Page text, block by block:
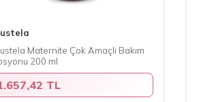
Maternite Çok Amaçlı Bakım
200 ml
TL